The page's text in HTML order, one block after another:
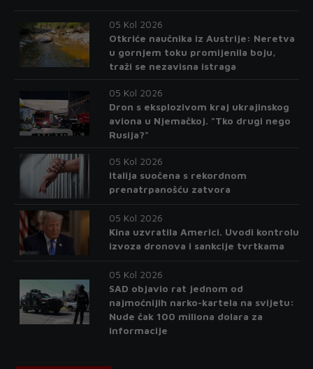
05 Kol 2026
Otkriće naučnika iz Austrije: Neretva
u gornjem toku promijenila boju,
traži se nezavisna istraga
05 Kol 2026
Dron s eksplozivom kraj ukrajinskog
aviona u Njemačkoj. "Tko drugi nego
Rusija?"
05 Kol 2026
Italija suočena s rekordnom
prenatrpanošću zatvora
05 Kol 2026
Kina uzvratila Americi. Uvodi kontrolu
izvoza dronova i sankcije tvrtkama
05 Kol 2026
SAD objavio rat jednom od
najmoćnijih narko-kartela na svijetu:
Nude čak 100 miliona dolara za
informacije